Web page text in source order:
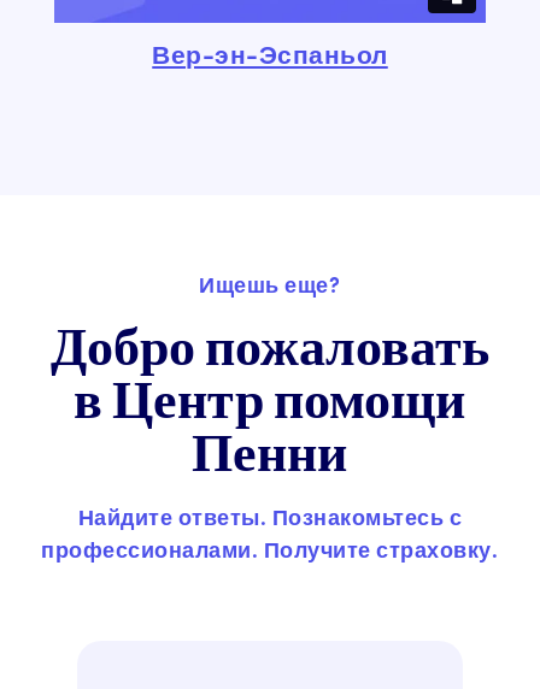
Вер-эн-Эспаньол
Ищешь еще?
Добро пожаловать
в Центр помощи
Пенни
Найдите ответы. Познакомьтесь с
профессионалами. Получите страховку.